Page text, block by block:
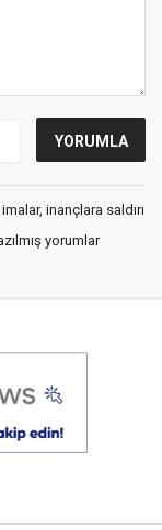
inançlara saldırı
yorumlar